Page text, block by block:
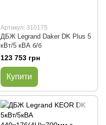
Артикул: 310175
ДБЖ Legrand Daker DK Plus 5
кВт/5 кВА б/б
123 753 грн
Купити